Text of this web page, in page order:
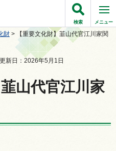
検索 メニュー
財 > 【重要文化財】韮山代官江川家関
更新日：2026年5月1日
山代官江川家